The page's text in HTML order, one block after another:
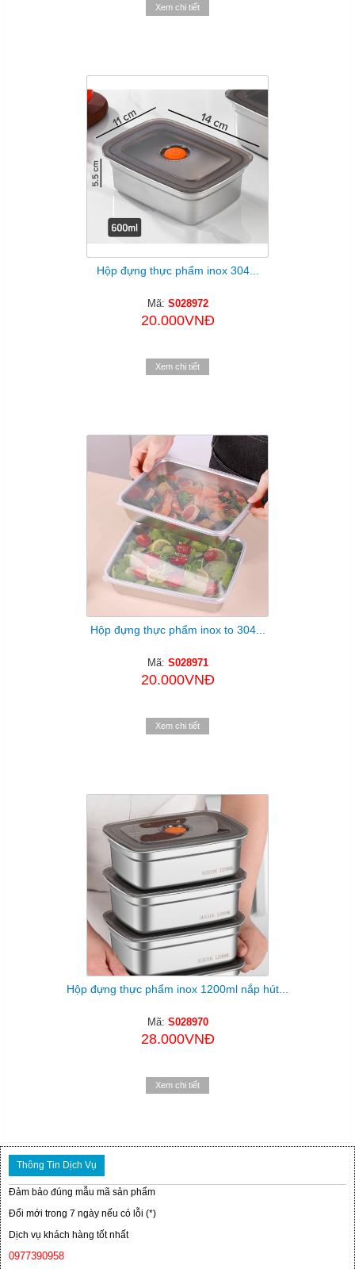
Xem chi tiết
Hộp đựng thực phẩm inox 304...
Mã: S028972
20.000VNĐ
Xem chi tiết
Hộp đựng thực phẩm inox to 304...
Mã: S028971
20.000VNĐ
Xem chi tiết
Hộp đựng thực phẩm inox 1200ml nắp hút...
Mã: S028970
28.000VNĐ
Xem chi tiết
Thông Tin Dịch Vụ
Đảm bảo đúng mẫu mã sản phẩm
Đổi mới trong 7 ngày nếu có lỗi (*)
Dịch vụ khách hàng tốt nhất
0977390958